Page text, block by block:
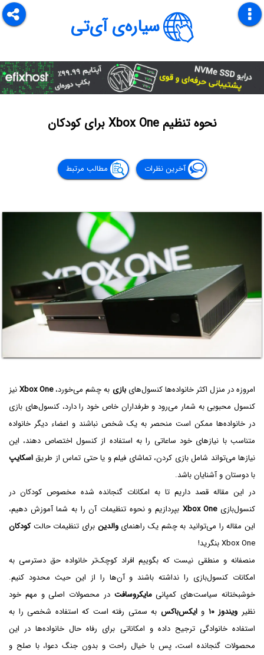
سیاره‌ی آی‌تی
نحوه تنظیم Xbox One برای کودکان
آخرین نظرات مطالب مرتبط
امروزه در منزل اکثر خانواده‌ها کنسول‌هایبازی به چشم می‌خورد،Xbox Oneنیز
کنسول محبوبی به شمار می‌رود و طرفداران خاص خود را دارد، کنسول‌های بازی
در خانواده‌ها ممکن است منحصر به یک شخص نباشند و اعضاء دیگر خانواده
متناسب با نیازهای خود ساعاتی را به استفاده از کنسول اختصاص دهند، این
نیازها می‌تواند شامل بازی کردن، تماشای فیلم و یا حتی تماس از طریق اسکایپ
با دوستان و آشنایان باشد.
در این مقاله قصد داریم تا به امکانات گنجانده شده مخصوص کودکان در
کنسول‌بازیXbox One بپردازیم و نحوه تنظیمات آن را به شما آموزش دهیم،
این مقاله را می‌توانید به چشم یک راهنمایوالدین برای تنظیمات حالتکودکان
Xbox One بنگرید!
منصفانه و منطقی نیست که بگوییم افراد کوچک‌تر خانواده حق دسترسی به
امکانات کنسول‌بازی را نداشته باشند و آن‌ها را از این حیث محدود کنیم.
خوشبختانه سیاست‌های کمپانیمایکروسافت در محصولات اصلی و مهم خود
نظیر ویندوز ۱۰ وایکس‌باکس به سمتی رفته است که استفاده شخصی را به
استفاده خانوادگی ترجیح داده و امکاناتی برای رفاه حال خانواده‌ها در این
محصولات گنجانده است، پس با خیال راحت و بدون جنگ دعوا، با صلح و